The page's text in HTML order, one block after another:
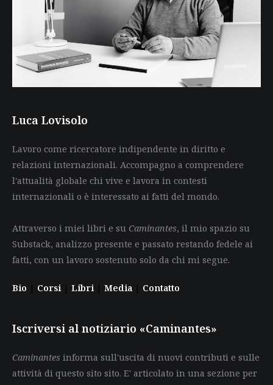
Luca Lovisolo
Lavoro come ricercatore indipendente in diritto e
relazioni internazionali. Accompagno a comprendere
l'attualità globale chi vive e lavora in contesti
internazionali o è interessato ai fatti del mondo.
Attraverso i miei libri e su Caminantes, il mio spazio su
Substack, analizzo presente e passato restando fedele ai
fatti, con un lavoro sostenuto solo da chi mi segue.
Bio | Corsi | Libri | Media | Contatto
Iscriversi al notiziario «Caminantes»
Caminantes informa sull'uscita di nuovi contributi e sulle
attività di questo sito sito. E' articolato in una sezione per